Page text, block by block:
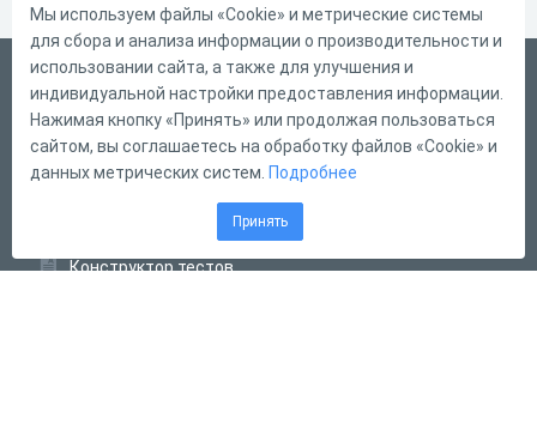
Русский
Справка
Форма обратной связи
Конструктор тестов
Мы используем файлы «Cookie» и метрические системы
для сбора и анализа информации о производительности и
использовании сайта, а также для улучшения и
индивидуальной настройки предоставления информации.
Нажимая кнопку «Принять» или продолжая пользоваться
сайтом, вы соглашаетесь на обработку файлов «Cookie» и
данных метрических систем. Подробнее
Принять